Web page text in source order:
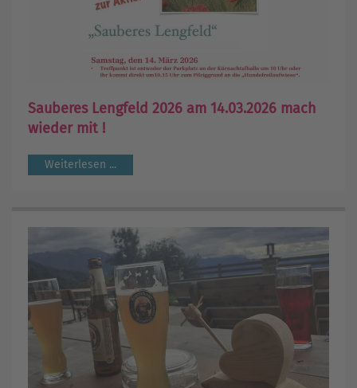
Sauberes Lengfeld 2026 am 14.03.2026 mach
wieder mit !
Weiterlesen ...